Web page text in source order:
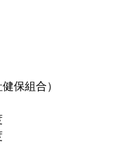
保組合）